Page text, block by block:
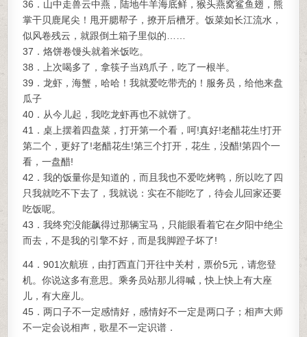
36．山中走兽云中燕，陆地牛羊海底鲜，猴头燕窝鲨鱼翅，熊
掌干贝鹿尾尖！甩开腮帮子，撩开后槽牙。饭菜如长江流水，
似风卷残云，就跟倒土箱子里似的……
37．烙饼卷馒头就着米饭吃。
38．上次喝多了，拿筷子当鸡爪子，吃了一根半。
39．龙虾，海蟹，哈哈！我就爱吃带壳的！服务员，给他来盘
瓜子
40．从今儿起，我吃龙虾再也不就饼了。
41．桌上摆着四盘菜，打开第一个看，呵!真好!老醋花生!打开
第二个，更好了!老醋花生!第三个打开，花生，没醋!第四个一
看，一盘醋!
42．我的饭量你是知道的，而且我也不爱吃烤鸭，所以吃了四
只我就吃不下去了，我就说：实在不能吃了，待会儿回家还要
吃饭呢。
43．我终究没能飙得过那辆宝马，只能眼看着它在夕阳中绝尘
而去，不是我的引擎不好，而是我脚蹬子坏了!
44．901次航班，由打西直门开往中关村，票价5元，请您登
机。你说这多有意思。乘务员站那儿得喊，快上快上有大座
儿，有大座儿。
45．两口子不一定感情好，感情好不一定是两口子；相声大师
不一定会说相声，歌星不一定识谱．